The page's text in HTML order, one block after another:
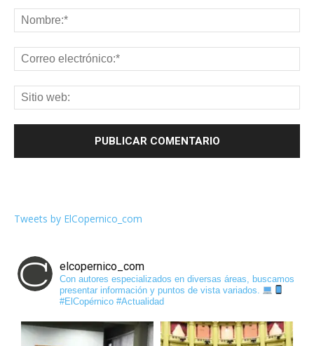
Tweets by ElCopernico_com
elcopernico_com
Con autores especializados en diversas áreas, buscamos
presentar información y puntos de vista variados.
#ElCopérnico #Actualidad